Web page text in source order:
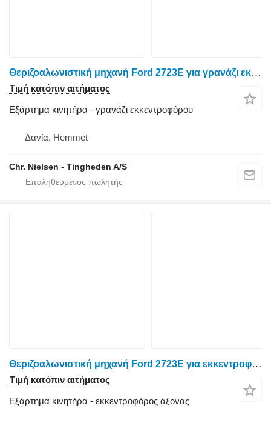
Θεριζοαλωνιστική μηχανή Ford 2723E για γρανάζι εκκεντροφόρου
Τιμή κατόπιν αιτήματος
Εξάρτημα κινητήρα - γρανάζι εκκεντροφόρου
Δανία, Hemmet
Chr. Nielsen - Tingheden A/S
Θεριζοαλωνιστική μηχανή Ford 2723E για εκκεντροφόρος άξονας
Τιμή κατόπιν αιτήματος
Εξάρτημα κινητήρα - εκκεντροφόρος άξονας